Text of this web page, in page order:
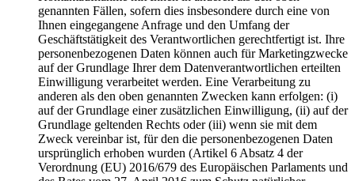
genannten Fällen, sofern dies insbesondere durch eine von
Ihnen eingegangene Anfrage und den Umfang der
Geschäftstätigkeit des Verantwortlichen gerechtfertigt ist. Ihre
personenbezogenen Daten können auch für Marketingzwecke
auf der Grundlage Ihrer dem Datenverantwortlichen erteilten
Einwilligung verarbeitet werden. Eine Verarbeitung zu
anderen als den oben genannten Zwecken kann erfolgen: (i)
auf der Grundlage einer zusätzlichen Einwilligung, (ii) auf der
Grundlage geltenden Rechts oder (iii) wenn sie mit dem
Zweck vereinbar ist, für den die personenbezogenen Daten
ursprünglich erhoben wurden (Artikel 6 Absatz 4 der
Verordnung (EU) 2016/679 des Europäischen Parlaments und